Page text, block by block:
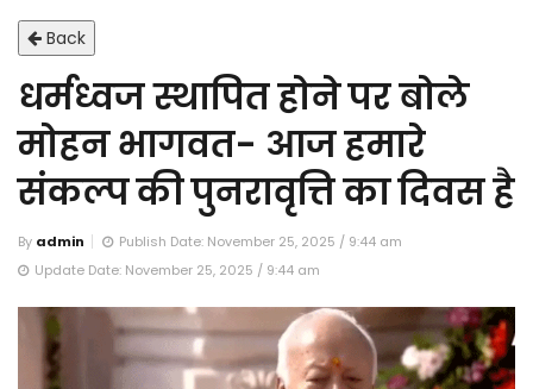
Back
धर्मध्वज स्थापित होने पर बोले
मोहन भागवत- आज हमारे
संकल्प की पुनरावृत्ति का दिवस है
By admin
Publish Date: November 25, 2025 / 9:44 am
Update Date: November 25, 2025 / 9:44 am